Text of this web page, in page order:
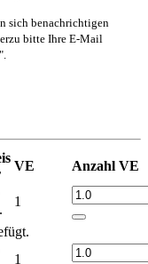
sich benachrichtigen
bitte Ihre E-Mail
VE Anzahl VE
1
1